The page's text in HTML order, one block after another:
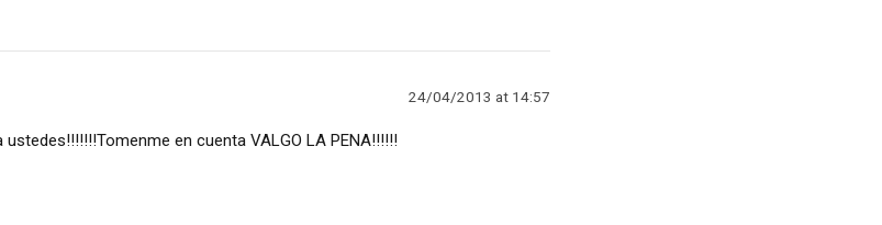
24/04/2013 at 14:57
en cuenta VALGO LA PENA!!!!!!